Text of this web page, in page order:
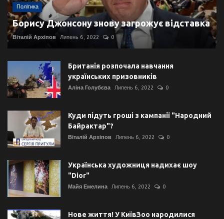
Політика
Борису Джонсону знову загрожує відставка
Віталій Архіпов Липень 6, 2022 0
Британія розпочала навчання
українських призовників
Аліна Голубєва Липень 6, 2022 0
Куди підуть гроші з кампанії "Народний
Байрактар"?
Віталій Архіпов Липень 6, 2022 0
Українська художниця надихає шоу
"Dior"
Майя Емелина Липень 6, 2022 0
Нове життя! У КиївЗоо народилися